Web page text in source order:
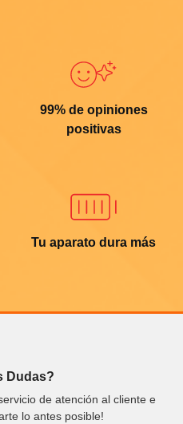
99% de opiniones
positivas
Tu aparato dura más
Dudas?
de atención al cliente e
lo antes posible!